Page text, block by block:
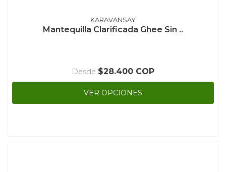
KARAVANSAY
Mantequilla Clarificada Ghee Sin ..
Desde $28.400 COP
VER OPCIONES